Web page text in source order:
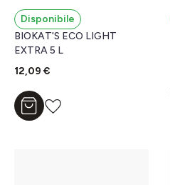
Disponibile
BIOKAT'S ECO LIGHT
EXTRA 5 L
12,09 €
Aggiungi al carrello